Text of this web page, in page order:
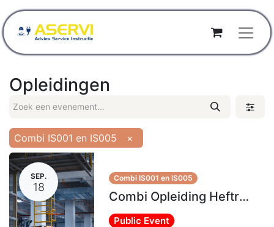
Opleidingen
Combi IS001 en IS005 ×
SEP.
18
Combi IS001 en IS005
Combi Opleiding Heftruck (IS001) en Hoogwerker (IS005)
Public Event